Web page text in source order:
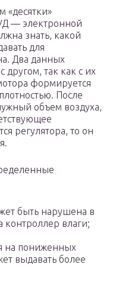
«десятки»
— электронной
знать, какой
для
Два данных
другом, так как с их
формируется
После
объем воздуха,
регулятора, то он
быть нарушена в
контроллер влаги;
на пониженных
выдавать более